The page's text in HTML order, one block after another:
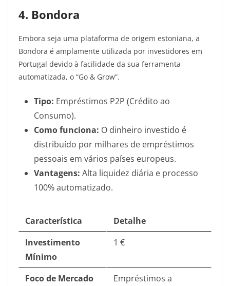
4. Bondora
Embora seja uma plataforma de origem estoniana, a
Bondora é amplamente utilizada por investidores em
Portugal devido à facilidade da sua ferramenta
automatizada, o “Go & Grow”.
Tipo: Empréstimos P2P (Crédito ao
Consumo).
Como funciona: O dinheiro investido é
distribuído por milhares de empréstimos
pessoais em vários países europeus.
Vantagens: Alta liquidez diária e processo
100% automatizado.
Característica
Detalhe
Investimento
Mínimo
1 €
Foco de Mercado
Empréstimos a